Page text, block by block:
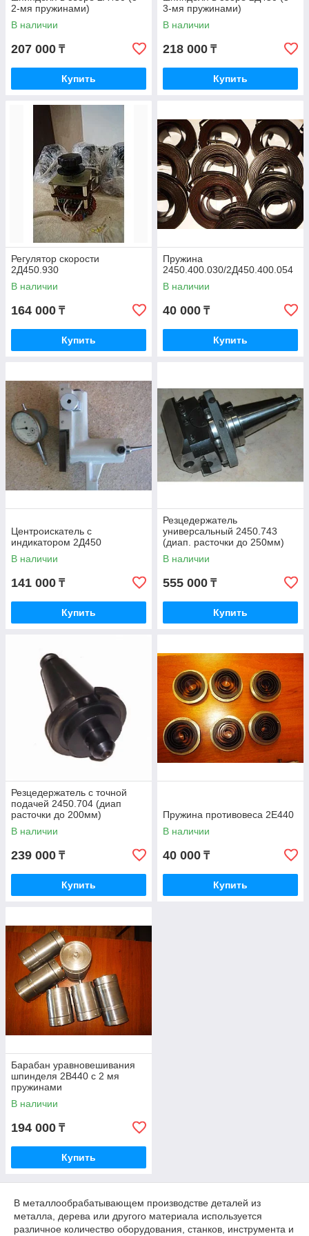
2-мя пружинами)
В наличии
207 000 ₸
Купить
3-мя пружинами)
В наличии
218 000 ₸
Купить
Регулятор скорости
2Д450.930
В наличии
164 000 ₸
Купить
Пружина
2450.400.030/2Д450.400.054
В наличии
40 000 ₸
Купить
Центроискатель с
индикатором 2Д450
В наличии
141 000 ₸
Купить
Резцедержатель
универсальный 2450.743
(диап. расточки до 250мм)
В наличии
555 000 ₸
Купить
Резцедержатель с точной
подачей 2450.704 (диап
расточки до 200мм)
В наличии
239 000 ₸
Купить
Пружина противовеса 2Е440
В наличии
40 000 ₸
Купить
Барабан уравновешивания
шпинделя 2В440 с 2 мя
пружинами
В наличии
194 000 ₸
Купить
В металлообрабатывающем производстве деталей из
металла, дерева или другого материала используется
различное количество оборудования, станков, инструмента и